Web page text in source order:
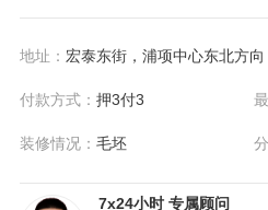
地址： 宏泰东街，浦项中心东北方向
付款方式： 押3付3
装修情况： 毛坯
7x24小时 专属顾问